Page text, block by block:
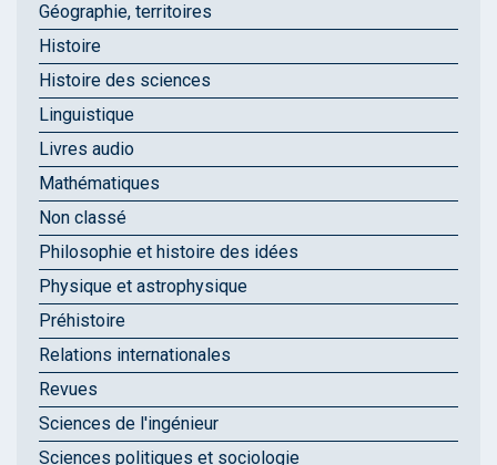
Géographie, territoires
Histoire
Histoire des sciences
Linguistique
Livres audio
Mathématiques
Non classé
Philosophie et histoire des idées
Physique et astrophysique
Préhistoire
Relations internationales
Revues
Sciences de l'ingénieur
Sciences politiques et sociologie